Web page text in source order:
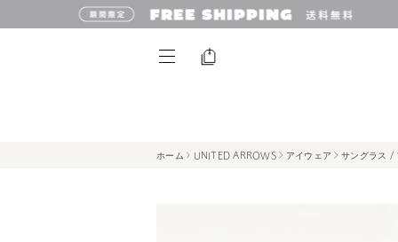
ホーム UNITED ARROWS アイウェア サングラス /